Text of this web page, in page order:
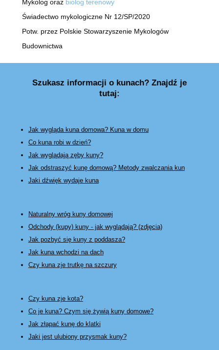
Mykolog oraz biolog terenowy
Świadectwo mykologiczne Nr 12/SP/2020
Potw. przez Polskie Stowarzyszenie Mykologów
Budownictwa
Szukasz informacji o kunach? Znajdź je
tutaj:
Jak wygląda kuna domowa? Kuna w domu
Co kuna robi w dzień?
Jak wyglądają zęby kuny?
Jak odstraszyć kunę domową? Metody zwalczania kun
Jaki dźwięk wydaje kuna
Naturalny wróg kuny domowej
Odchody (kupy) kuny - jak wyglądają? (zdjęcia)
Jak pozbyć się kuny z poddasza?
Jak kuna wchodzi na dach
Czy kuna zje trutkę na szczury
Czy kuna zje kota?
Co je kuna? Czym się żywią kuny domowe?
Jak złapać kunę do klatki
Jaki jest ulubiony przysmak kuny?